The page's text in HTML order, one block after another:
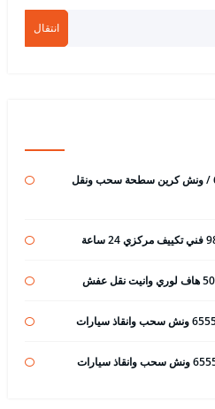
انتقال
ونش ابو حليفة رقم / 65557275 / ونش كرين سطحة سحب ونقل